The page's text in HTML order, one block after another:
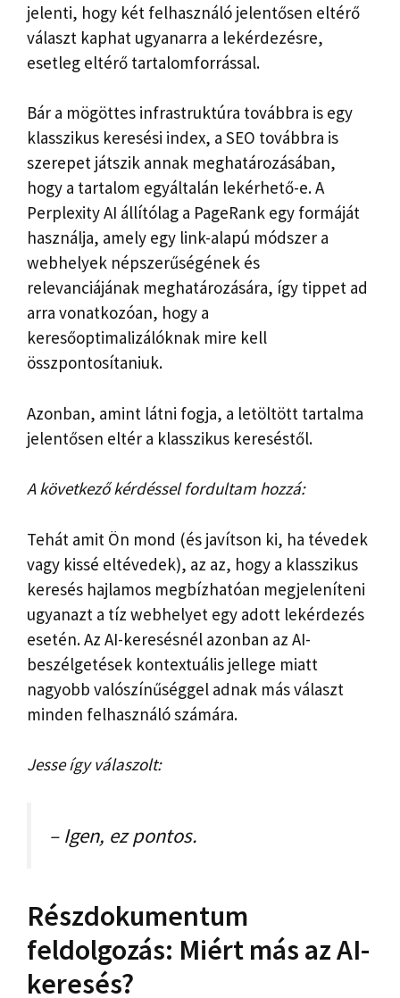
jelenti, hogy két felhasználó jelentősen eltérő
választ kaphat ugyanarra a lekérdezésre,
esetleg eltérő tartalomforrással.
Bár a mögöttes infrastruktúra továbbra is egy
klasszikus keresési index, a SEO továbbra is
szerepet játszik annak meghatározásában,
hogy a tartalom egyáltalán lekérhető-e. A
Perplexity AI állítólag a PageRank egy formáját
használja, amely egy link-alapú módszer a
webhelyek népszerűségének és
relevanciájának meghatározására, így tippet ad
arra vonatkozóan, hogy a
keresőoptimalizálóknak mire kell
összpontosítaniuk.
Azonban, amint látni fogja, a letöltött tartalma
jelentősen eltér a klasszikus kereséstől.
A következő kérdéssel fordultam hozzá:
Tehát amit Ön mond (és javítson ki, ha tévedek
vagy kissé eltévedek), az az, hogy a klasszikus
keresés hajlamos megbízhatóan megjeleníteni
ugyanazt a tíz webhelyet egy adott lekérdezés
esetén. Az AI-keresésnél azonban az AI-
beszélgetések kontextuális jellege miatt
nagyobb valószínűséggel adnak más választ
minden felhasználó számára.
Jesse így válaszolt:
– Igen, ez pontos.
Részdokumentum
feldolgozás: Miért más az AI-
keresés?